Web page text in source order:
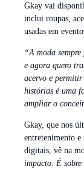
Gkay vai
inclui roupas,
usadas em
“A moda
e agora quero
acervo e permitir
histórias é uma
ampliar o
Gkay, que nos
entretenimento e
digitais, vê na
impacto. É sobre